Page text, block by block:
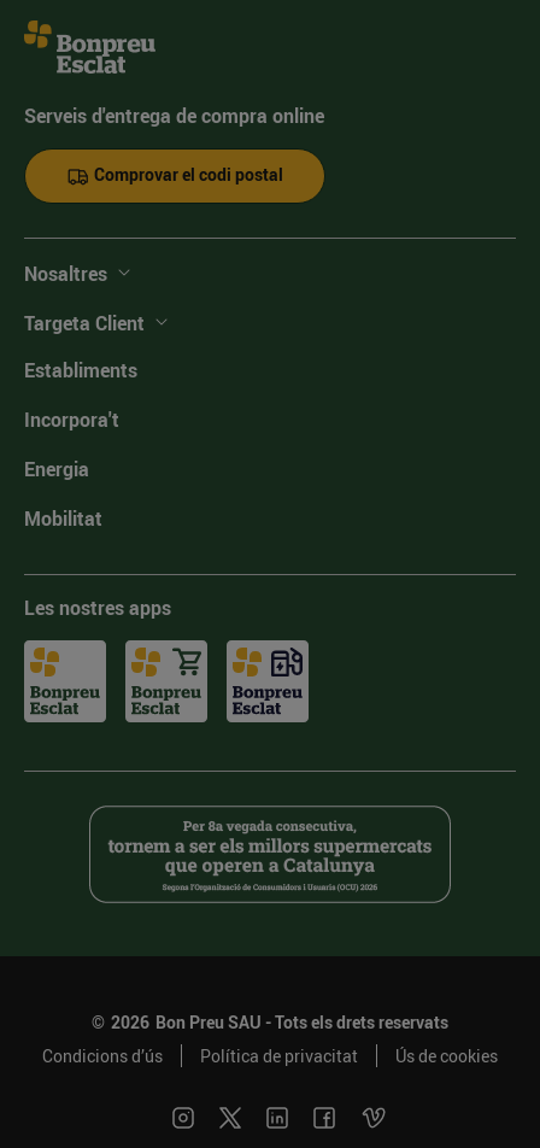
Serveis d'entrega de compra online
Comprovar el codi postal
Nosaltres
Targeta Client
Establiments
Incorpora't
Energia
Mobilitat
Les nostres apps
© 2026 Bon Preu SAU - Tots els drets reservats
Condicions d’ús
Política de privacitat Ús de cookies